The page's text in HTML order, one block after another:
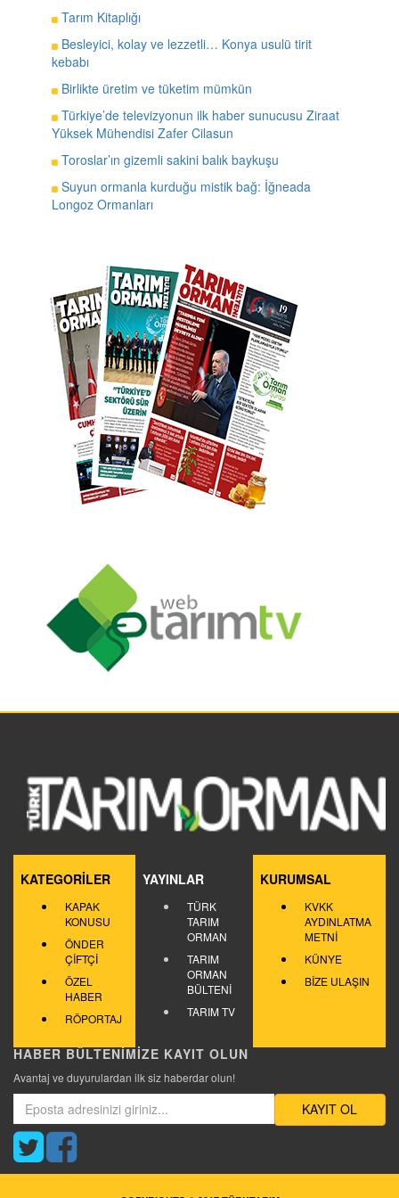
Tarım Kitaplığı
Besleyici, kolay ve lezzetli… Konya usulü tirit
kebabı
Birlikte üretim ve tüketim mümkün
Türkiye’de televizyonun ilk haber sunucusu Ziraat
Yüksek Mühendisi Zafer Cilasun
Toroslar’ın gizemli sakini balık baykuşu
Suyun ormanla kurduğu mistik bağ: İğneada
Longoz Ormanları
KATEGORİLER
KAPAK
KONUSU
ÖNDER
ÇİFTÇİ
ÖZEL
HABER
RÖPORTAJ
YAYINLAR
TÜRK
TARIM
ORMAN
TARIM
ORMAN
BÜLTENİ
TARIM TV
KURUMSAL
KVKK
AYDINLATMA
METNİ
KÜNYE
BİZE ULAŞIN
HABER BÜLTENİMİZE KAYIT OLUN
Avantaj ve duyurulardan ilk siz haberdar olun!
KAYIT OL